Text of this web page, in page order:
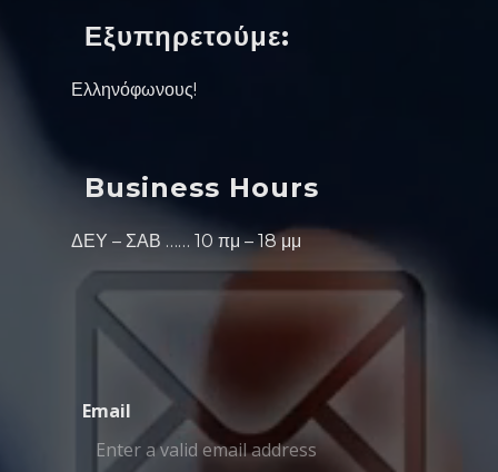
Εξυπηρετούμε:
Ελληνόφωνους!
Business Hours
ΔΕΥ – ΣΑΒ …… 10 πμ – 18 μμ
Email